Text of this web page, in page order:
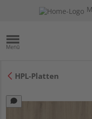
HPL-Platten